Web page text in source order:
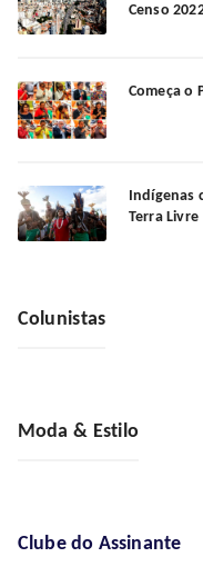
Censo
Começa o
Indígenas
Terra Livre
Colunistas
Moda & Estilo
Clube do Assinante